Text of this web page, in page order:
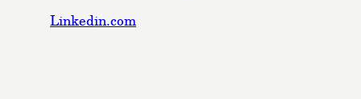
Linkedin.com